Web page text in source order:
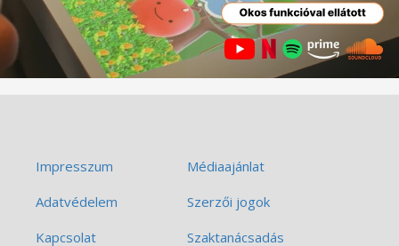
Impresszum
Médiaajánlat
Adatvédelem
Szerzői jogok
Kapcsolat
Szaktanácsadás